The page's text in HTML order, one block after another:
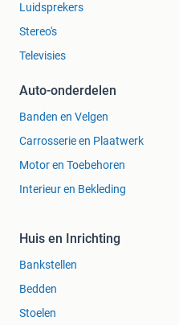
Luidsprekers
Stereo's
Televisies
Auto-onderdelen
Banden en Velgen
Carrosserie en Plaatwerk
Motor en Toebehoren
Interieur en Bekleding
Huis en Inrichting
Bankstellen
Bedden
Stoelen